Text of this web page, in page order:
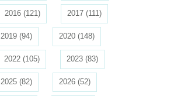
2016 (121) 2017 (111)
2019 (94) 2020 (148)
2022 (105) 2023 (83)
2025 (82) 2026 (52)